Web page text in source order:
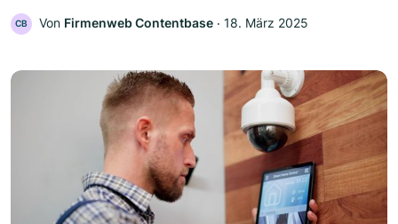
CB Von Firmenweb Contentbase ‧ 18. März 2025